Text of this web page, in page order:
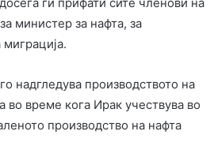
министер за нафта, за
миграција.
надгледува производството на
во време кога Ирак учествува во
производство на нафта